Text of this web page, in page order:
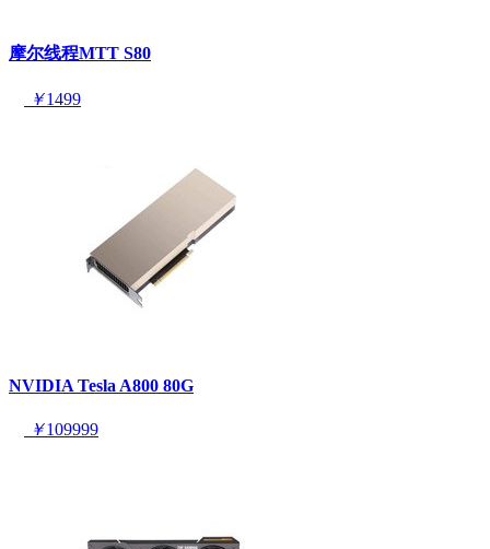
摩尔线程MTT S80
￥1499
NVIDIA Tesla A800 80G
￥109999